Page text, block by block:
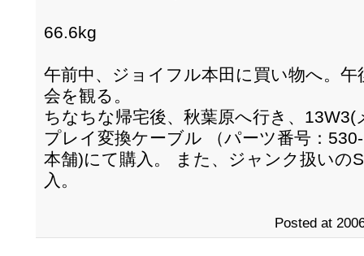
66.6kg
午前中、ジョイフル本田に買い物へ。
会を観る。
ちなちな帰宅後、秋葉原へ行き、
プレイ変換ケーブル （パーツ番号：
本舗)にて購入。 また、ジャンク扱いの
入。
Posted at